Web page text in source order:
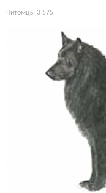
Питомцы 3 575